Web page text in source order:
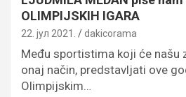
OLIMPIJSKIH IGARA
22. јул 2021. dakicorama
Među sportistima koji će našu
onaj način, predstavljati ove
Olimpijskim…